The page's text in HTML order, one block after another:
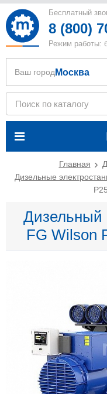
Бесплатный
8 (800)
Режим работы:
Ваш город Москва
Главная
Дизельные
Дизельный
FG Wilson